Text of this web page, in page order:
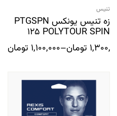
تنیس
زه تنیس یونکس PTGSPN
125 POLYTOUR SPIN
تومان–
1,100,000 تومان